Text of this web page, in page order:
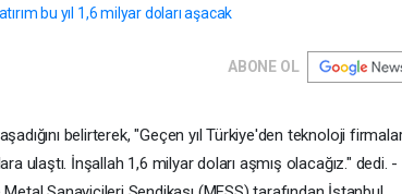
ABONE OL
kamu, üniversite, özel sektör ve sivil toplum kuruluşları arasındaki iş birliğinin önemine değinerek, "Sivil toplum kuruluşlarının da bu işlerde elini taşın altına koyması çok mühim. Bu manada, ülkemizin en büyük işveren sendikalarından olan MESS'in bizim nezdimizde farklı bir konumu var. MESS, sendikal faaliyetlerinin yanında, geliştirdiği vizyoner projelerle de üyelerinin ihtiyaçlarına çözümler üretiyor. Bu manada, dijital dönüşümün, MESS'in de öncelikli gündemi olduğunu memnuniyetle takip ediyoruz." diye konuştu. MESS ile yapılan iş birliklerinden ve sendikaya verilen desteklerden bahseden Varank, İstanbul Kalkınma Ajansı üzerinden sağladıkları 3 milyon liralık destekle MEXT Teknoloji Merkezi'nde yapay zeka laboratuvarı kuracaklarının bilgisini verdi. Varank, "Kurulacak bu laboratuvar, yapay zeka uygulamalarının hem donanım hem de yazılım olarak geliştirilmesine imkan sağlayacak bir altyapıyı barındıracak." şeklinde konuştu. "Projeyle şirketlerimize büyük bir imkanı getirmiş olacağız" Sanayi ve Teknoloji Bakanı Varank, hafta başında Brüksel'de ziyaretlerde bulunduğunu anımsatarak, burada AB Komisyonu Kıdemli Başkan Yardımcısı Margrethe Vestager ve 3 komiser ile görüşmeler gerçekleştirdiğini anlattı. "Şu anda dijital ve yeşil dönüşümü aynı anda planlayarak hayata geçirmenin ne kadar önemli olduğunu bütün ülkeler tartışıyor." diyen Varank, şöyle devam etti: "AB'nin birinci gündem maddelerinden bir tanesi bu. Aslında bu manada bugün hayata geçirdiğimiz ve İstanbul Kalkınma Ajansı ile desteklediğimiz bu proje de dijital dönüşüm ile yeşil dönüşümü aynı anda götürebilmemiz için önemli bir altlığı firmalarımızın hizmetine sunmuş olacak. AB ile Türkiye'nin gündeminin ne kadar beraber olduğunun da önemli bir göstergesi. Bizim şu anda en büyük ticari ortağımız AB. Aramızdaki ticaret hacmi 178 milyar dolara ulaştı. Zaten firmalarımızın bu alanlardaki farkındalığına, çağı yakalamaya dönük verdikleri gayrete baktığımızda aslında Türkiye'nin farkındalık anlamında çok ileri seviyede olduğunu söyleyebiliriz. Bunun gibi projelerle bu farkındalığı ete kemiğe bürünmüş halde proje olarak uygulamış oluyoruz. İnşallah bu projeyle şirketlerimize büyük bir imkanı getirmiş olacağız." "Oyun girişimlerinde en fazla yatırım alan şehir İstanbul" Bakan Varank, kalkınma ajanslar vasıtasıyla bu işleri desteklemeye devam edeceklerini kaydederek, şu bilgileri verdi: "Girişimcilik günümüzde çok önemli. Türkiye girişimcilikte altın çağını yaşıyor. Geçen yıl Türkiye'den teknoloji firmaları tam 1,6 milyar dolar yatırım aldı. Bu yıl 1,5 milyar dolara ulaştı. İnşallah 1,6 milyar doları aşmış olacağız. Bunlar kendi kendine mi oluyor? Elbette kendi kendine olmuyor. Biz Bakanlık olarak, kalkınma ajanslarımızla bu alanlara gerekli yatırımları yapıyor, gerekli gayreti gösteriyor ve çalışıyoruz. Özel sektörün bu alanlara ilgi göstermesi için onlarla projeler gerçekleştiriyoruz. Bunun sonunda da İstanbul ve Türkiye girişimcilikte altın çağını yaşıyoruz." Varank, oyun geliştirme alanında İstanbul'un en fazla yatırım alan şehir olduğunu ifade ederek, "En fazla yatırım alan ikinci şehir ise Londra olmuş. Ama Londra'da en fazla yatırım alan şirketin sahibi de bir Türk. Demek ki bizim bir kapasitemiz var. Özellikle genç nüfusumuz teknoloji girişimciliğinde çok mahir. Biz bu potansiyeli el birliğiyle güçlendireceğiz." şeklinde konuştu. Şirketlerin dijital dönüşüm süreçleri desteklenecek ve hızlandırılacak Bakan Varank'ın konuşmasının ardından hem MESS Dijital Dönüşüm ve Yetkinlik Gelişim Merkezi Yönümüz Yarın Güdümlü Projesi hem de iş birliği protokolü için imzalar atıldı. İmza törenine İstanbul Valisi ve İSTKA Yönetim Kurulu Başkanı Ali Yerlikaya ile İSTKA Genel Sekreteri İsmai Erkam Tüzgen de katıldı. MESS'in, İSTKA eliyle hayata geçireceği ve toplam bütçesi 13,5 milyon TL olan Güdümlü Proje kapsamında sanayi şirketlerinin dijital dönüşüm süreçleri eğitim ve danışmanlık programları ile desteklenecek ve hızlandırılacak. Sanayi firmalarının teknolojik yetkinlikleri geliştirilerek küresel rekabet gücü, üretim ve ihracat kapasitesi yükseltilecek. Üniversite-sanayi iş birliği modeliyle yerli teknolojilerin geliştirilmesi ve teknoloji üretmeye yönelik bilgi birikimi artırılacak. Bu hedefle üretim sektörünün dijital teknolojilerle kalkınması, bu alanda ihtiyaç duyulan yetkin iş gücünün yetiştirilmesine yönelik çalışmalar yürütülecek. Merkezden, KOBİ'lerden büyük ölçekli şirketlere kadar imalat sanayinde faaliyet gösteren Türk şirketleri, OSB'ler, AR-GE merkezleri, dijital dönüşüm eğitimlerini tamamlayan mühendisler, yöneticiler, operatörler, dijital olgunluk değerlendirme çalışmasına katılacak şirketler, üniversiteler, teknoloji geliştiricisi KOBİ start-up şirketler faydalanacak. Merkez tarafından verilecek hizmetlerden, metal sanayi (otomotiv, beyaz eşya, makine, demir çelik) başta olmak üzere, kimya, ilaç, tekstil, hızlı tüketim, enerji, savunma gibi farklı sektörlerde dijital dönüşüme dair çalışmalar gerçekleştirmek isteyen imalat sanayindeki tüm kuruluşlar yararlanabilecek. Projeyle sanayi firmalarına dijital